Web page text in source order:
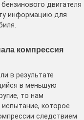
двигателя
информацию для
компрессия
в результате
в меньшую
то нам
которое
следствием